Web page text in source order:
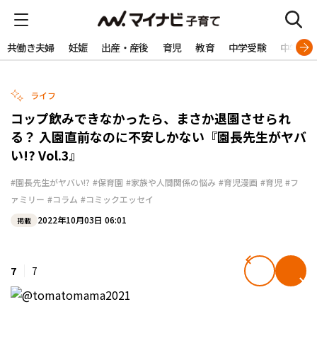
共働き夫婦 妊娠 出産・産後 育児 教育 中学受験 中学生
ライフ
コップ飲みできなかったら、まさか退園させられ
る？ 入園直前なのに不安しかない『園長先生がヤバ
い!? Vol.3』
#園長先生がヤバい!? #保育園 #家族や人間関係の悩み #育児漫画 #育児 #フ
ァミリー #コラム #コミックエッセイ
掲載 2022年10月03日 06:01
7 7